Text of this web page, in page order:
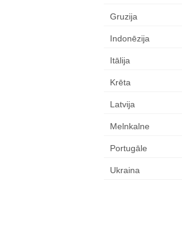
Gruzija
Indonēzija
Itālija
Krēta
Latvija
Melnkalne
Portugāle
Ukraina